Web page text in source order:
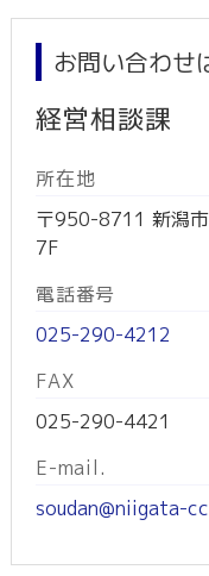
お問い合わせ
経営相談課
所在地
〒950-8711 新潟
7F
電話番号
025-290-4212
FAX
025-290-4421
E-mail.
soudan@niigata-